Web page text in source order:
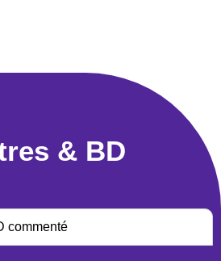
& BD
commenté